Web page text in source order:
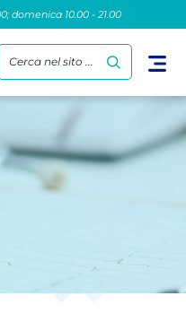
domenica 10.00 - 21.00
Cerca nel sito ...